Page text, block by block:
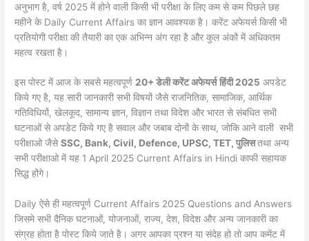
e
b
o
o
k
s
A
p
gr
a
s
e
g
er
y
Li
k
e
अनुभाग है, वर्ष 2025 में होने वाली किसी भी परीक्षा के लिए कम से कम पिछले छह
महीने के Daily Current Affairs का ज्ञान आवश्यक है। करेंट अफेयर्स किसी भी
प्रतियोगी परीक्षा की तैयारी का एक अभिन्न अंग रहा है और कुल अंकों में अधिकतम
महत्व रखता है।
इस पोस्ट में आज के सबसे महत्वपूर्ण20+ डेली करेंट अफेयर्स हिंदी 2025 अपडेट
किये गए है, यह सारी जानकारी सभी विषयों जैसे राजनितिक, सामाजिक, आर्थिक
गतिविधियों, खेलकूद, सामान्य ज्ञान, विज्ञान तथा विदेश और भारत से संबधित सभी
घटनाओं से अपडेट किये गए है सवाल और जबाब दोनों के साथ, जोकि आने वाली सभी
परीक्षाओ जैसेSSC, Bank, Civil, Defence, UPSC, TET, पुलिसतथा अन्य
सभी परीक्षाओ में यह 1 April 2025 Current Affairs in Hindi काफी सहायक
सिद्ध होंगे।
Daily ऐसे ही महत्वपूर्ण Current Affairs 2025 Questions and Answers
जिसमे सभी दैनिक घटनाओं, योजनाओं, राज्य, देश, विदेश और अन्य जानकारी का
संग्रह होता है पोस्ट किये जाते है। अगर आपका प्रश्न या संदेह हो तो आप कमेंट में